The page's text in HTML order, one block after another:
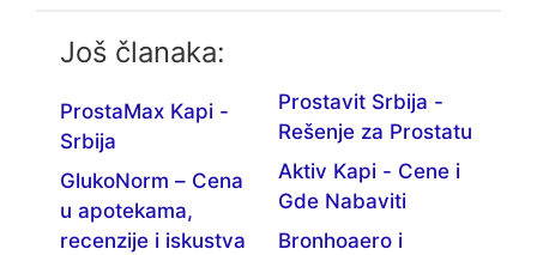
Još članaka:
ProstaMax Kapi -
Srbija
GlukoNorm – Cena
u apotekama,
recenzije i iskustva
Prostavit Srbija -
Rešenje za Prostatu
Aktiv Kapi - Cene i
Gde Nabaviti
Bronhoaero i